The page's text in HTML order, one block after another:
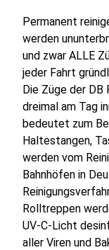
Permanent
werden
und zwar ALLE
jeder Fahrt
Die Züge der DB
dreimal am Tag
bedeutet zum
Haltestangen,
werden vom
Bahnhöfen in
Rolltreppen
UV-C-Licht
aller Viren und